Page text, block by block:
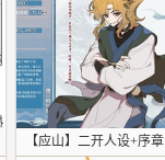
【应山】二开人设+序章